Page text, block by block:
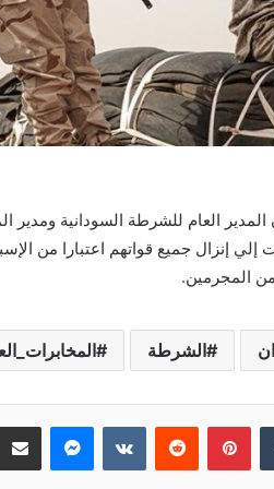
العام للشرطة السودانية ومدير
إلي إنزال جميع قواتهم اعتبارا من
من المجرمين.
الشرطة
بينتيريست ماسنجر